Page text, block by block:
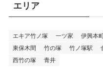
エリア
エキア竹ノ塚 一ツ家 伊興本
東保木間
竹の塚 竹ノ塚駅
西竹の塚
青井